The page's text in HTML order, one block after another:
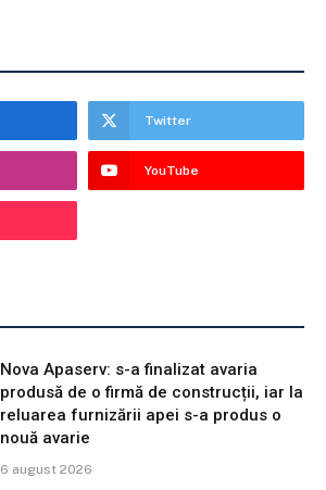
Twitter
YouTube
Nova Apaserv: s-a finalizat avaria
produsă de o firmă de construcții, iar la
reluarea furnizării apei s-a produs o
nouă avarie
6 august 2026